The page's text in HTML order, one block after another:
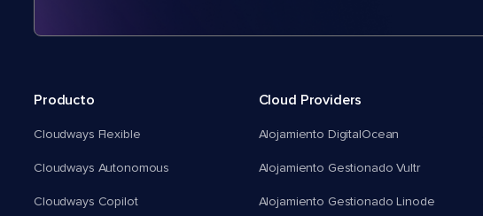
Producto
Cloudways Flexible
Cloudways Autonomous
Cloudways Copilot
Cloud Providers
Alojamiento DigitalOcean
Alojamiento Gestionado Vultr
Alojamiento Gestionado Linode